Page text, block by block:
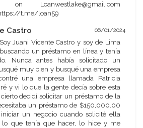
Loanwestlake@gmail.com
t.me/loan59
Castro 06/01/2024
Juani Vicente Castro y soy de Lima
un préstamo en línea y tenía
Nunca antes había solicitado un
muy bien y busqué una empresa
una empresa llamada Patricia
y vi lo que la gente decía sobre esta
decidí solicitar un préstamo de la
un préstamo de $150,000.00
un negocio cuando solicité ella
lo que tenía que hacer, lo hice y me